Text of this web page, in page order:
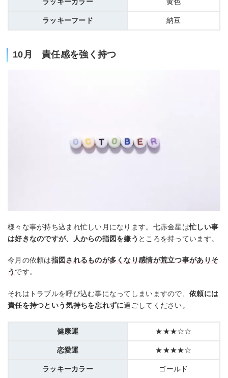
ラッキーフード 納豆
10月 責任感を強く持つ
様々な事が持ち込まれ忙しい月になります。七赤金星は忙しい事
は好きなのですが、人からの指図を嫌う ところを持っています。
今月の依頼は指図されるものが多くなり感情が荒立つ事がありそ
う です。
それはトラブルを呼び込む事になってしまいますので、 依頼には
責任を持つという気持ちを忘れずに過ごしてください。
健康運 ★★★☆☆
恋愛運 ★★★★☆
ラッキーカラー ゴールド